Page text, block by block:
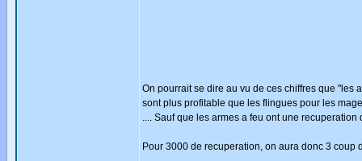
On pourrait se dire au vu de ces chiffres que "les
sont plus profitable que les flingues pour les
.... Sauf que les armes a feu ont une
Pour 3000 de recuperation, on aura donc 3 coup